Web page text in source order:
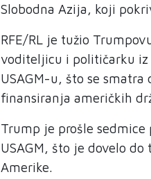
Slobodna Azija, koji
RFE/RL je tužio
voditeljicu i političarku iz
USAGM-u, što se
finansiranja američkih
Trump je prošle
USAGM, što je dovelo do
Amerike.